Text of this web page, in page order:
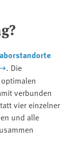
. Die
verbunden
vier einzelner
und alle